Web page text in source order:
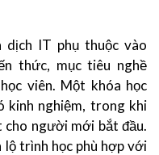
IT phụ thuộc vào
thức, mục tiêu nghề
viên. Một khóa học
kinh nghiệm, trong khi
cho người mới bắt đầu.
lộ trình học phù hợp với